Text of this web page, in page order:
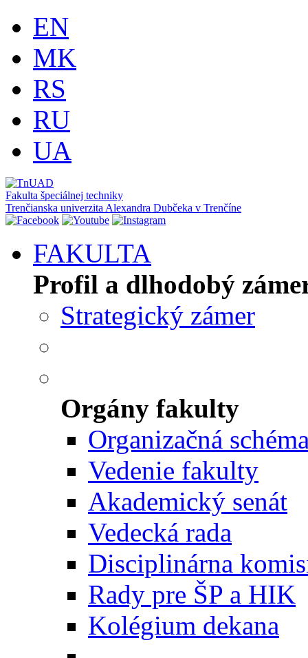
EN
MK
RS
RU
UA
Fakulta špeciálnej techniky
Trenčianska univerzita Alexandra Dubčeka v Trenčíne
FAKULTA
Profil a dlhodobý
Strategický zámer
Orgány fakulty
Organizačná
Vedenie fakulty
Akademický senát
Vedecká rada
Disciplinárna
Rady pre ŠP a HIK
Kolégium dekana